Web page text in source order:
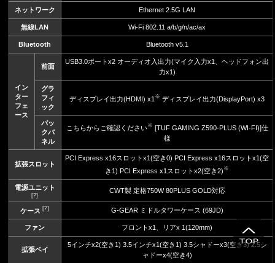
ネットワーク Ethernet 2.5G LAN
無線LAN Wi-Fi 802.11 a/b/g/n/ac/ax
Bluetooth Bluetooth v5.1
イン
ター
フェ
ース
前面
USB3.0ポートx2 オーディオ入出力(マイク入力x1、ヘッドフォン出
力x1)
グラ
フィ
ック
ディスプレイ出力(HDMI) x1 ※ ディスプレイ出力(DisplayPort) x3
バッ
クパ
ネル
こちらからご確認ください※ [TUF GAMING Z590-PLUS (WI-FI)]仕
様
拡張スロット
PCI Express x16スロットx1(空き0) PCI Express x16スロットx1(空
き1) PCI Express x1スロットx2(空き2) ※
電源ユニット
[?]
CWT製 定格750W 80PLUS GOLD対応
ケース [?] G-GEAR ミドルタワーケース (69JD)
ファン フロントx1、リアx 1(120mm)
拡張ベイ
5インチx2(空き1) 3.5インチx1(空き1) 3.5シャドーx3(空き3) 2.5シ
ャドーx4(空き4)